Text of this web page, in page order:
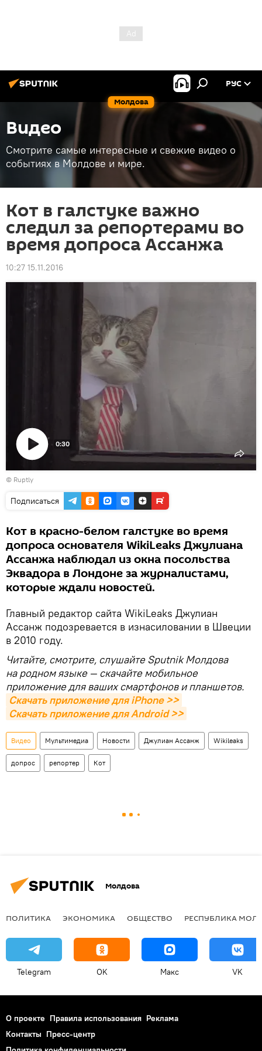
Молдова
РУС
Видео
Смотрите самые интересные и свежие видео о
событиях в Молдове и мире.
Кот в галстуке важно
следил за репортерами во
время допроса Ассанжа
10:27 15.11.2016
Воспроизвести
видео
0:30
© Ruptly
Подписаться
Кот в красно-белом галстуке во время
допроса основателя WikiLeaks Джулиана
Ассанжа наблюдал из окна посольства
Эквадора в Лондоне за журналистами,
которые ждали новостей.
Главный редактор сайта WikiLeaks Джулиан
Ассанж подозревается в изнасиловании в Швеции
в 2010 году.
Читайте, смотрите, слушайте Sputnik Молдова
на родном языке — скачайте мобильное
приложение для ваших смартфонов и планшетов.
Скачать приложение для iPhone >>
Скачать приложение для Android >>
Видео Мультимедиа Новости Джулиан Ассанж Wikileaks
допрос репортер Кот
Молдова
ПОЛИТИКА ЭКОНОМИКА ОБЩЕСТВО РЕСПУБЛИКА
Telegram OK Макс VK
О проекте Правила использования Реклама
Контакты Пресс-центр